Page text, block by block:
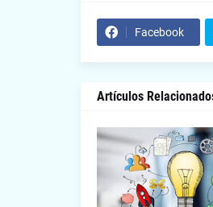
Facebook
Artículos